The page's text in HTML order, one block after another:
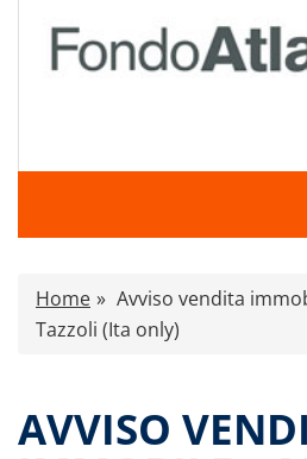
Characteristics
Press release
Governance
Home
Avviso vendita
Tazzoli (Ita only)
AVVISO